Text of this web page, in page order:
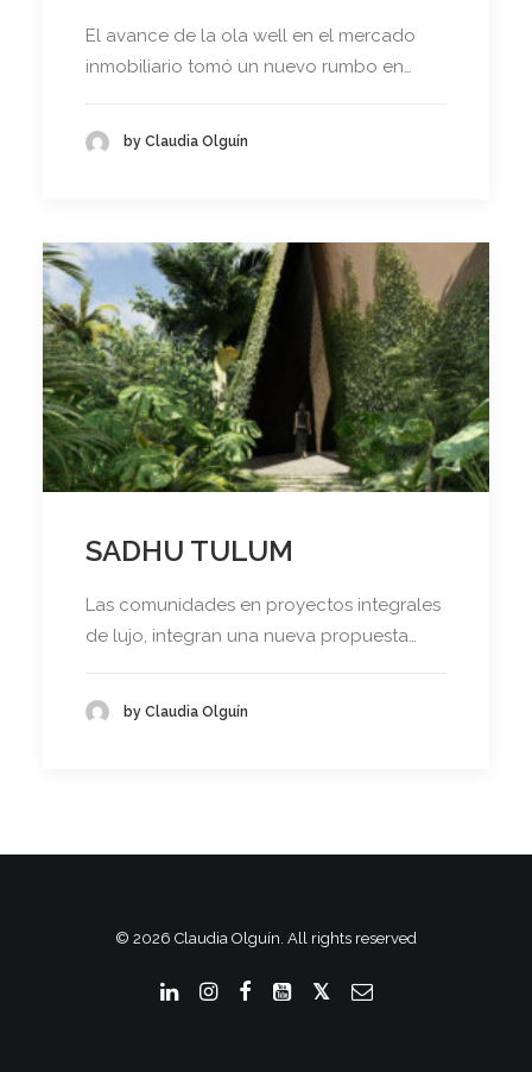
El avance de la ola well en el mercado
inmobiliario tomó un nuevo rumbo en…
by Claudia Olguín
SADHU TULUM
Las comunidades en proyectos integrales
de lujo, integran una nueva propuesta…
by Claudia Olguín
© 2026 Claudia Olguín. All rights reserved